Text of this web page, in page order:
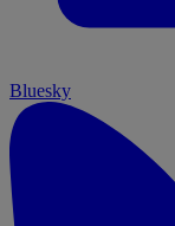
Bluesky